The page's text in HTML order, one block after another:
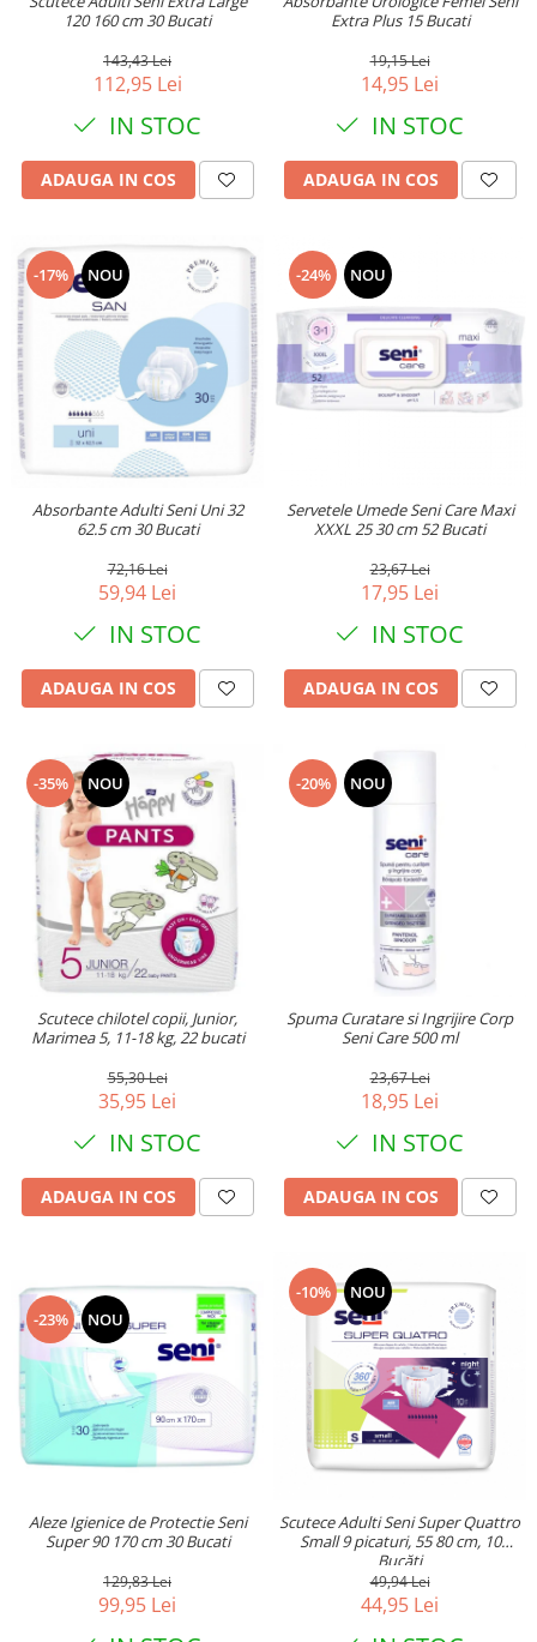
120 160 cm 30 Bucati
143,43 Lei
112,95 Lei
IN STOC
ADAUGA IN COS
Extra Plus 15 Bucati
19,15 Lei
14,95 Lei
IN STOC
ADAUGA IN COS
-17% NOU
Absorbante Adulti Seni Uni 32
62.5 cm 30 Bucati
72,16 Lei
59,94 Lei
IN STOC
ADAUGA IN COS
-24% NOU
Servetele Umede Seni Care Maxi
XXXL 25 30 cm 52 Bucati
23,67 Lei
17,95 Lei
IN STOC
ADAUGA IN COS
-35% NOU
Scutece chilotel copii, Junior,
Marimea 5, 11-18 kg, 22 bucati
55,30 Lei
35,95 Lei
IN STOC
ADAUGA IN COS
-20% NOU
Spuma Curatare si Ingrijire Corp
Seni Care 500 ml
23,67 Lei
18,95 Lei
IN STOC
ADAUGA IN COS
-23% NOU
Aleze Igienice de Protectie Seni
Super 90 170 cm 30 Bucati
129,83 Lei
99,95 Lei
-10% NOU
Scutece Adulti Seni Super Quattro
Small 9 picaturi, 55 80 cm, 10
Bucăți
49,94 Lei
44,95 Lei